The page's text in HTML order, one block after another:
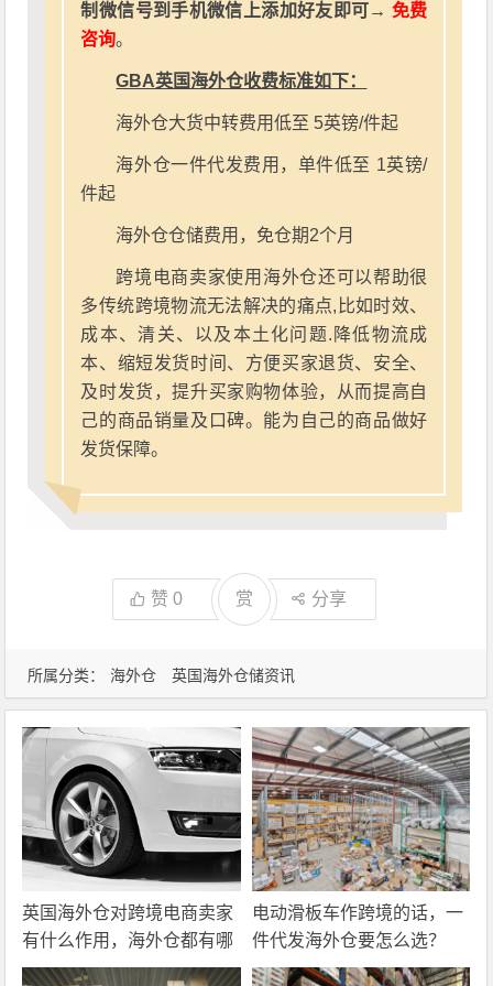
所属分类： 海外仓 英国海外仓储资讯
制微信号到手机微信上添加好友即可→ 免费
咨询。
GBA英国海外仓收费标准如下：
海外仓大货中转费用低至 5英镑/件起
海外仓一件代发费用，单件低至 1英镑/
件起
海外仓仓储费用，免仓期2个月
跨境电商卖家使用海外仓还可以帮助很
多传统跨境物流无法解决的痛点,比如时效、
成本、清关、以及本土化问题.降低物流成
本、缩短发货时间、方便买家退货、安全、
及时发货，提升买家购物体验，从而提高自
己的商品销量及口碑。能为自己的商品做好
发货保障。
赞0 赏 分享
英国海外仓对跨境电商卖家
有什么作用，海外仓都有哪
些核心服务？
电动滑板车作跨境的话，一
件代发海外仓要怎么选？